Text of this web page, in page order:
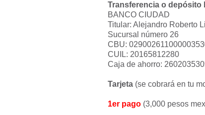
Transferencia o depósito
BANCO CIUDAD
Titular: Alejandro Roberto
Sucursal número 26
CBU:
CUIL: 20165812280
Caja de ahorro:
Tarjeta(se cobrará en tu
1er pago (3,000 pesos